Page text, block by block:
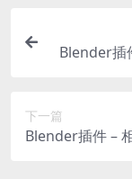
Blender插
下一篇
Blender插件 –